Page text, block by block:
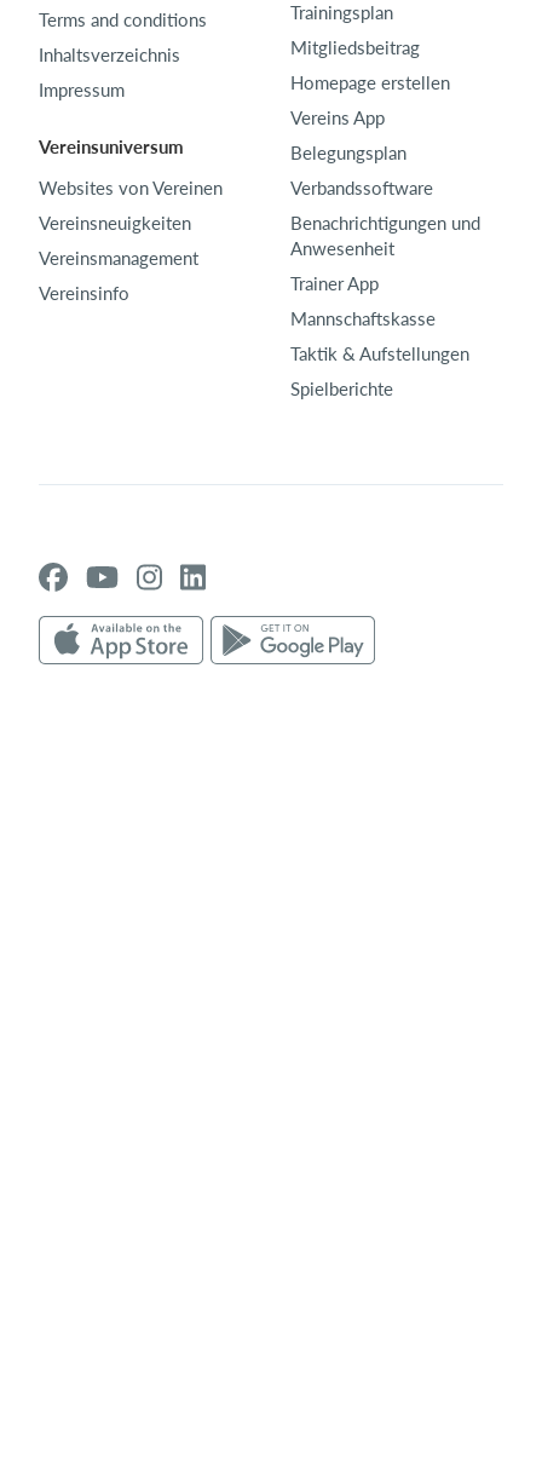
Terms and conditions
Inhaltsverzeichnis
Impressum
Vereinsuniversum
Websites von Vereinen
Vereinsneuigkeiten
Vereinsmanagement
Vereinsinfo
Trainingsplan
Mitgliedsbeitrag
Homepage erstellen
Vereins App
Belegungsplan
Verbandssoftware
Benachrichtigungen und
Anwesenheit
Trainer App
Mannschaftskasse
Taktik & Aufstellungen
Spielberichte